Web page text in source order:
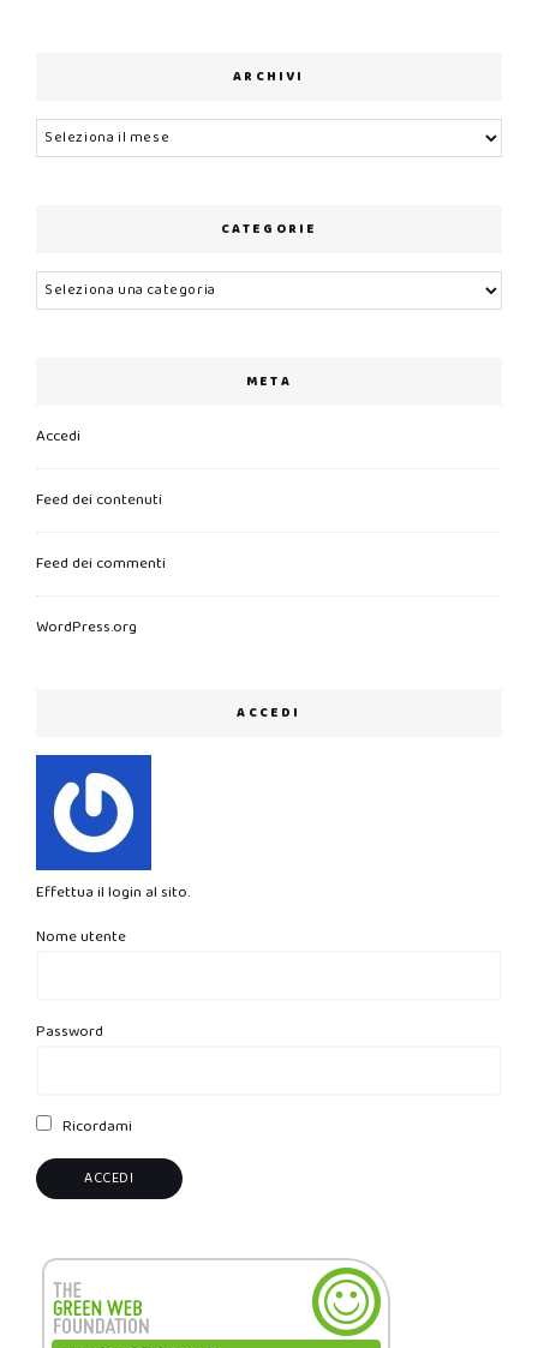
ARCHIVI
Archivi
CATEGORIE
Categorie
META
Accedi
Feed dei contenuti
Feed dei commenti
WordPress.org
ACCEDI
Effettua il login al sito.
Nome utente
Password
Ricordami